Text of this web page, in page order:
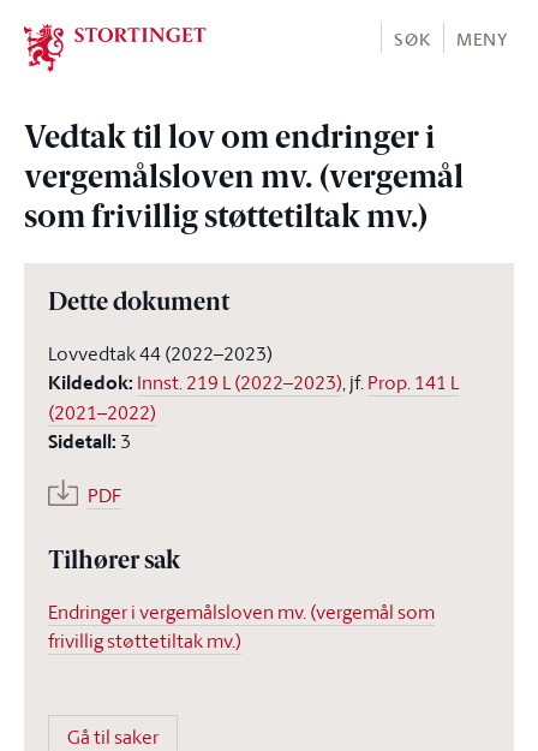
Stortinget.no
SØK MENY
Vedtak til lov om endringer i
vergemålsloven mv. (vergemål
som frivillig støttetiltak mv.)
Dette dokument
Lovvedtak 44 (2022–2023)
Kildedok: Innst. 219 L (2022–2023), jf.Prop. 141 L
(2021–2022)
Sidetall: 3
PDF
Tilhører sak
Endringer i vergemålsloven mv. (vergemål som
frivillig støttetiltak mv.)
Gå til saker